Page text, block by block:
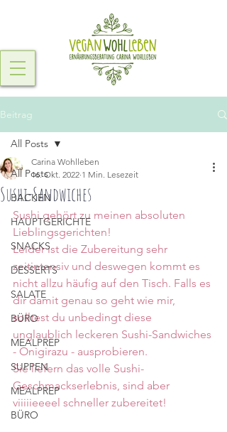
Beitrag
All Posts
BACKEN
HAUPTGERICHTE
SNACKS
DESSERTS
SALATE
BÜRO
MEALPREP
SUPPEN
MEALPREP
BÜRO
All Posts
Sushi-Sandwiches
Carina Wohlleben
16. Okt. 2022 1 Min. Lesezeit
Sushi gehört zu meinen absoluten
Lieblingsgerichten!
Leider ist die Zubereitung sehr
zeitintensiv und deswegen kommt es
nicht allzu häufig auf den Tisch. Falls es
dir damit genau so geht wie mir,
solltest du unbedingt diese
unglaublich leckeren Sushi-Sandwiches
- Onigirazu - ausprobieren.
Sie liefern das volle Sushi-
Geschmackserlebnis, sind aber
viiiiieeeel schneller zubereitet!